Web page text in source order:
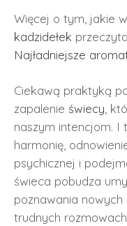
Więcej o tym, jakie
kadzidełek
Najładniejsze
Ciekawą praktyką
zapalenie świecy,
naszym intencjom. I
harmonię,
psychicznej i
świeca pobudza
poznawania
trudnych